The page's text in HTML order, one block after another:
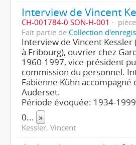
Interview de Vincent
CH-001784-0 SON-H-001 pièce
Fait partie de Collection
Interview de Vincent
à Fribourg), ouvrier chez
1960-1997, vice-président
commission du personnel.
Fabienne Kühn accompagné
Auderset.
Période évoquée: 1934-
0... »
Kessler, Vincent